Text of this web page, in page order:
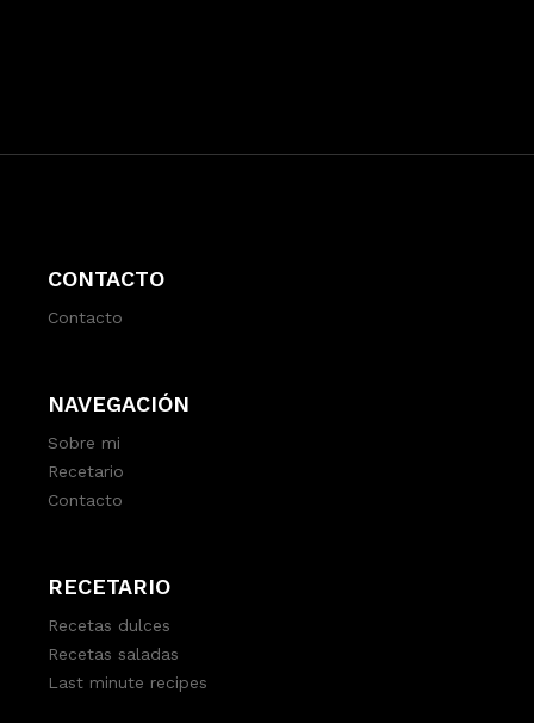
CONTACTO
Contacto
NAVEGACIÓN
Sobre mi
Recetario
Contacto
RECETARIO
Recetas dulces
Recetas saladas
Last minute recipes